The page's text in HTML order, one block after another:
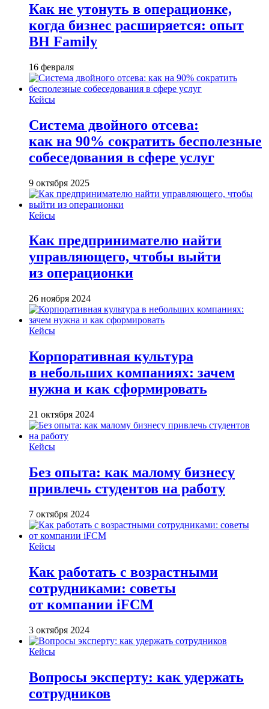
Как не утонуть в операционке,
когда бизнес расширяется: опыт
BH Family
16 февраля
Кейсы
Система двойного отсева:
как на 90% сократить бесполезные
собеседования в сфере услуг
9 октября 2025
Кейсы
Как предпринимателю найти
управляющего, чтобы выйти
из операционки
26 ноября 2024
Кейсы
Корпоративная культура
в небольших компаниях: зачем
нужна и как сформировать
21 октября 2024
Кейсы
Без опыта: как малому бизнесу
привлечь студентов на работу
7 октября 2024
Кейсы
Как работать с возрастными
сотрудниками: советы
от компании iFCM
3 октября 2024
Кейсы
Вопросы эксперту: как удержать
сотрудников